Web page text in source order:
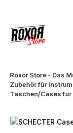
Roxor Store - Das
Zubehör für
Taschen/Cases für
Bildergalerie